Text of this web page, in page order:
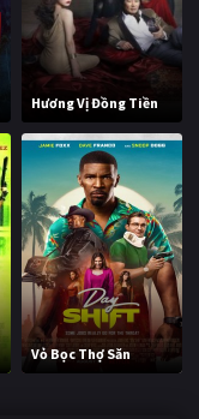
Hương Vị Đồng Tiền
Vỏ Bọc Thợ Săn